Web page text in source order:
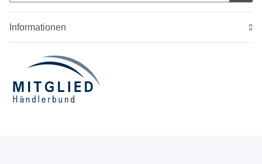
Informationen